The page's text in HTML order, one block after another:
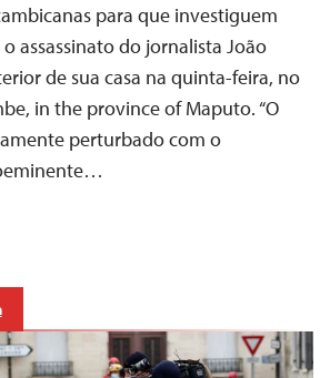
para que investiguem
assassinato do jornalista João
de sua casa na quinta-feira, no
in the province of Maputo. “O
perturbado com o